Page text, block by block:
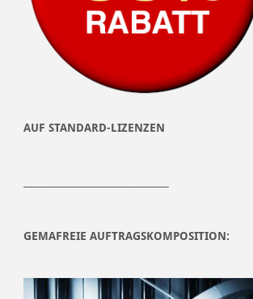
AUF STANDARD-LIZENZEN
GEMAFREIE AUFTRAGSKOMPOSITION: